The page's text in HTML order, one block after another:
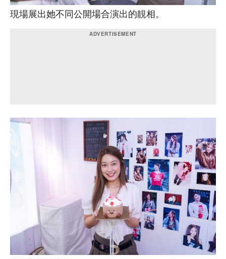
現場展出她不同公開場合演出的靚相。